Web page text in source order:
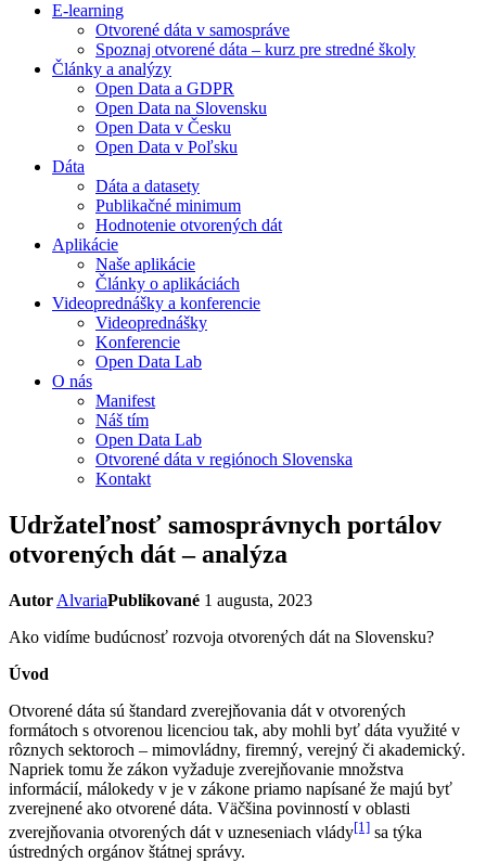
E-learning
Otvorené dáta v samospráve
Spoznaj otvorené dáta – kurz pre stredné školy
Články a analýzy
Open Data a GDPR
Open Data na Slovensku
Open Data v Česku
Open Data v Poľsku
Dáta
Dáta a datasety
Publikačné minimum
Hodnotenie otvorených dát
Aplikácie
Naše aplikácie
Články o aplikáciách
Videoprednášky a konferencie
Videoprednášky
Konferencie
Open Data Lab
O nás
Manifest
Náš tím
Open Data Lab
Otvorené dáta v regiónoch Slovenska
Kontakt
Udržateľnosť samosprávnych portálov
otvorených dát – analýza
Autor AlvariaPublikované 1 augusta, 2023
Ako vidíme budúcnosť rozvoja otvorených dát na Slovensku?
Úvod
Otvorené dáta sú štandard zverejňovania dát v otvorených
formátoch s otvorenou licenciou tak, aby mohli byť dáta využité v
rôznych sektoroch – mimovládny, firemný, verejný či akademický.
Napriek tomu že zákon vyžaduje zverejňovanie množstva
informácií, málokedy v je v zákone priamo napísané že majú byť
zverejnené ako otvorené dáta. Väčšina povinností v oblasti
zverejňovania otvorených dát v uzneseniach vlády[1] sa týka
ústredných orgánov štátnej správy.